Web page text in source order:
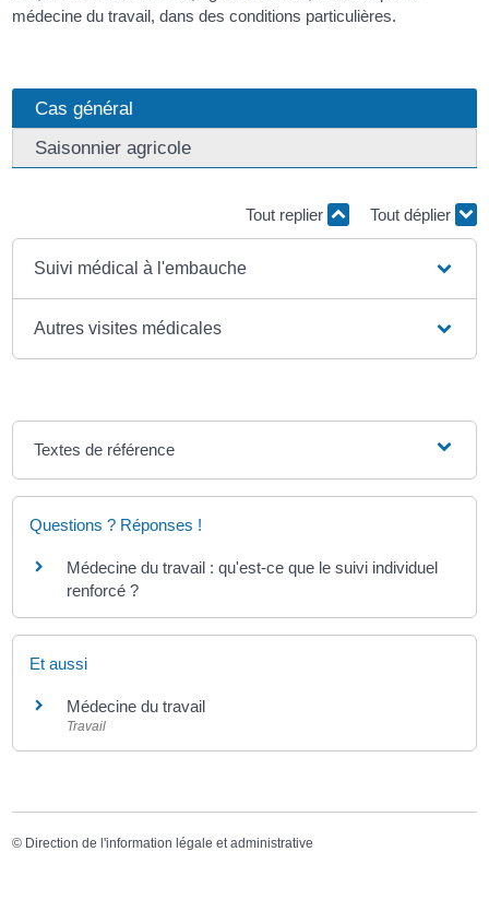
médecine du travail, dans des conditions particulières.
Cas général
Saisonnier agricole
Tout replier Tout déplier
Suivi médical à l'embauche
Autres visites médicales
Textes de référence
Questions ? Réponses !
Médecine du travail : qu'est-ce que le suivi individuel
renforcé ?
Et aussi
Médecine du travail
Travail
© Direction de l'information légale et administrative